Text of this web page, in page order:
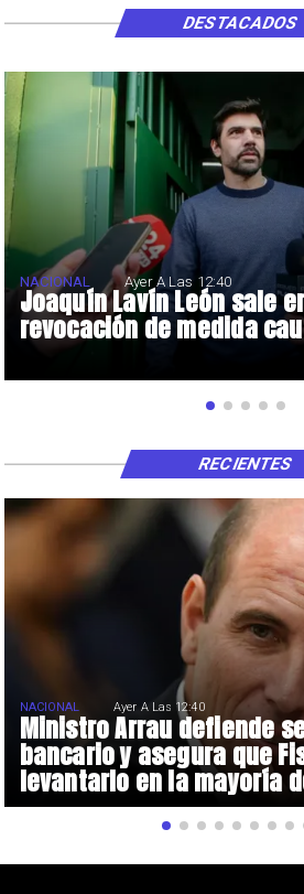
Joaquín Lavín León sale
revocación de medida
NACIONAL Ayer A Las 12:40
DESTACADOS
Ministro Arrau defiende
bancario y asegura que
levantarlo en la mayoría
NACIONAL Ayer A Las 12:40
RECIENTES